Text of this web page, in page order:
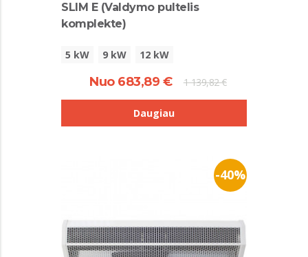
SLIM E (Valdymo pultelis
komplekte)
5 kW 9 kW 12 kW
Nuo 683,89 € 1 139,82 €
Daugiau
-40%